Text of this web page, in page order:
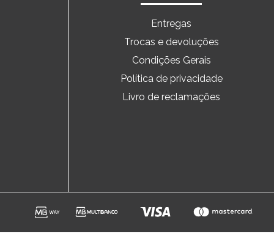
Entregas
Trocas e devoluções
Condições Gerais
Política de privacidade
Livro de reclamações